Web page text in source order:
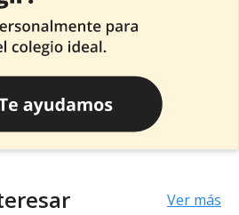
Ver más